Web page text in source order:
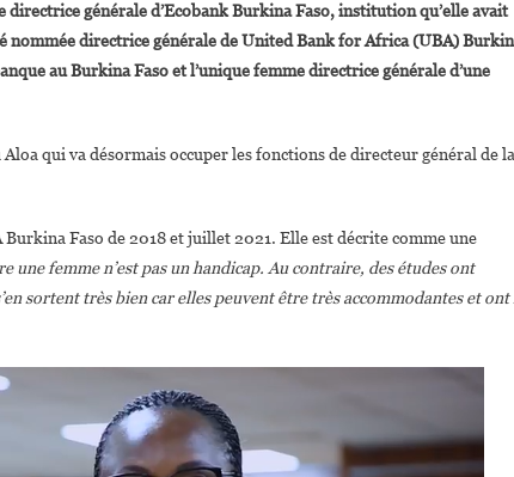
générale d’Ecobank Burkina Faso, institution qu’elle avait
nommée directrice générale de United Bank for Africa (UBA)
au Burkina Faso et l’unique femme directrice générale d’une
qui va désormais occuper les fonctions de directeur général de la
Faso de 2018 et juillet 2021. Elle est décrite comme une
une femme n’est pas un handicap. Au contraire, des études ont
sortent très bien car elles peuvent être très accommodantes et ont